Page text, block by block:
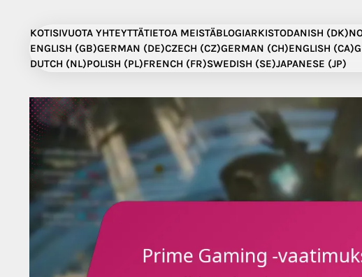
content
KOTISIVUOTA YHTEYTTÄTIETOA MEISTÄBLOGIARKISTODANISH (DK)
ENGLISH (GB)GERMAN (DE)CZECH (CZ)GERMAN (CH)ENGLISH (CA)
DUTCH (NL)POLISH (PL)FRENCH (FR)SWEDISH (SE)JAPANESE (JP)